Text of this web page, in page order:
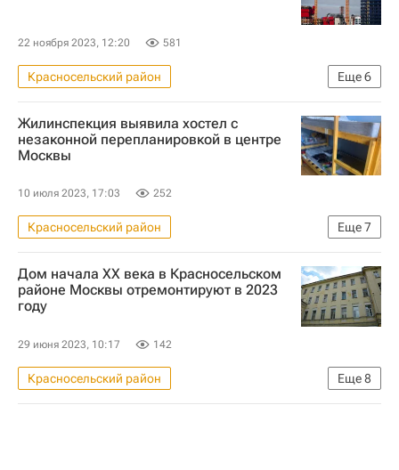
22 ноября 2023, 12:20 581
Еще6
Красносельский район
Коммерческая недвижимость
Москва
Санкт-Петербург
Отели
Гостиницы
Жилинспекция выявила хостел с
незаконной перепланировкой в центре
Москвы
10 июля 2023, 17:03 252
Еще7
Красносельский район
Москва Сегодня: мегаполис для жизни
Хостелы
Москва
Происшествия
Коммерческая недвижимость
Городское хозяйство Москвы
Комплекс городского хозяйства Москвы
Дом начала XX века в Красносельском
районе Москвы отремонтируют в 2023
году
29 июня 2023, 10:17 142
Еще8
Красносельский район
Москва Сегодня: мегаполис для жизни